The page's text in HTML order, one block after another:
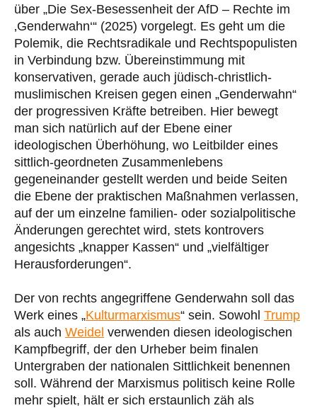
über „Die Sex-Besessenheit der AfD – Rechte im
‚Genderwahn‘“ (2025) vorgelegt. Es geht um die
Polemik, die Rechtsradikale und Rechtspopulisten
in Verbindung bzw. Übereinstimmung mit
konservativen, gerade auch jüdisch-christlich-
muslimischen Kreisen gegen einen „Genderwahn“
der progressiven Kräfte betreiben. Hier bewegt
man sich natürlich auf der Ebene einer
ideologischen Überhöhung, wo Leitbilder eines
sittlich-geordneten Zusammenlebens
gegeneinander gestellt werden und beide Seiten
die Ebene der praktischen Maßnahmen verlassen,
auf der um einzelne familien- oder sozialpolitische
Änderungen gerechtet wird, stets kontrovers
angesichts „knapper Kassen“ und „vielfältiger
Herausforderungen“.
Der von rechts angegriffene Genderwahn soll das
Werk eines „Kulturmarxismus“ sein. Sowohl Trump
als auch Weidel verwenden diesen ideologischen
Kampfbegriff, der den Urheber beim finalen
Untergraben der nationalen Sittlichkeit benennen
soll. Während der Marxismus politisch keine Rolle
mehr spielt, hält er sich erstaunlich zäh als